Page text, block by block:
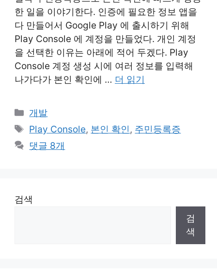
한 일을 이야기한다. 인증에 필요한 정보 앱을
다 만들어서 Google Play 에 출시하기 위해
Play Console 에 계정을 만들었다. 개인 계정
을 선택한 이유는 아래에 적어 두겠다. Play
Console 계정 생성 시에 여러 정보를 입력해
나가다가 본인 확인에 … 더 읽기
카
테
리
개발
태
그
Play Console, 본인 확인 , 주민등록증
댓글 8개
검색
검
색